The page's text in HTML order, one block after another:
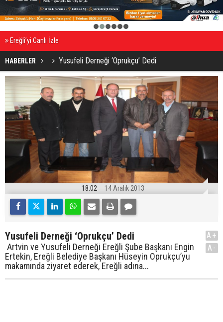
2 3 4 5 6
Ereğli’yi Canlı İzle
HABERLER Yusufeli Derneği ‘Oprukçu’ Dedi
18:02 14 Aralık 2013
Yusufeli Derneği ‘Oprukçu’ Dedi
Artvin ve Yusufeli Derneği Ereğli Şube Başkanı Engin
Ertekin, Ereğli Belediye Başkanı Hüseyin Oprukçu’yu
makamında ziyaret ederek, Ereğli adına...
A+
A-